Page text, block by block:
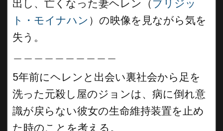
出し、亡くなった妻ヘレン（ ブリジッ
ト・モイナハン ）の映像を見ながら気を
失う。
5年前にヘレンと出会い裏社会から足を
洗った元殺し屋のジョンは、病に倒れ意
識が戻らない彼女の生命維持装置を止め
た時のことを考える。